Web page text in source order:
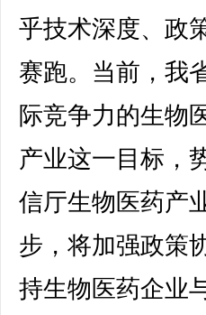
乎技术深度、政
赛跑。当前，我
际竞争力的生物
产业这一目标，
信厅生物医药产
步，将加强政策
持生物医药企业